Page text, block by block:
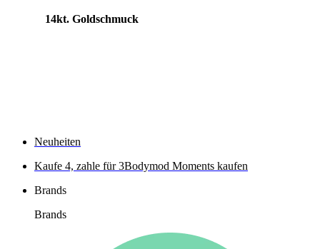
14kt. Goldschmuck
Neuheiten
Kaufe 4, zahle für 3Bodymod Moments kaufen
Brands
Brands